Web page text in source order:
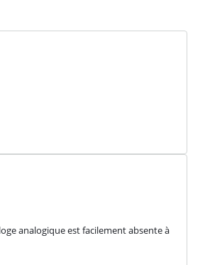
analogique est facilement absente à